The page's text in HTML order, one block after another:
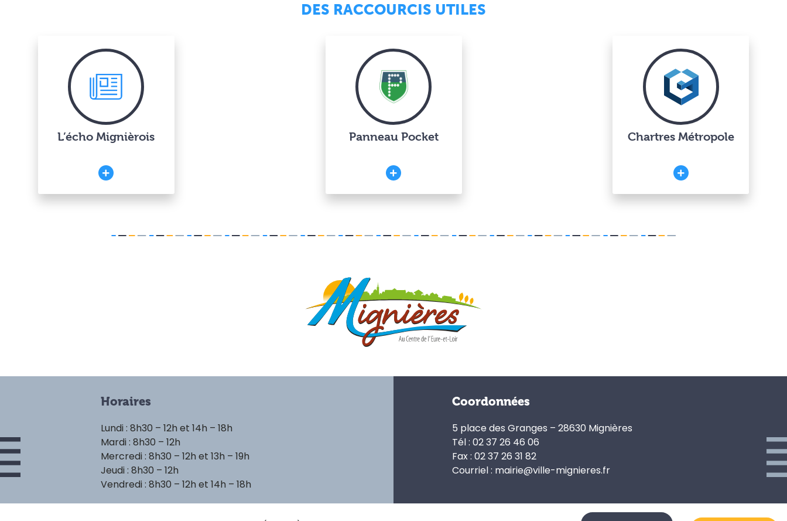
DES RACCOURCIS UTILES
L’écho Mignièrois Panneau Pocket Chartres Métropole
Horaires
Lundi : 8h30 – 12h et 14h – 18h
Mardi : 8h30 – 12h
Mercredi : 8h30 – 12h et 13h – 19h
Jeudi : 8h30 – 12h
Vendredi : 8h30 – 12h et 14h – 18h
Coordonnées
5 place des Granges – 28630 Mignières
Tél : 02 37 26 46 06
Fax : 02 37 26 31 82
Courriel : mairie@ville-mignieres.fr